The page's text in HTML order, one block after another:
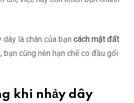
là chân của bạn cách mặt đất
bạn cũng nên hạn chế co đầu gối
khi nhảy dây